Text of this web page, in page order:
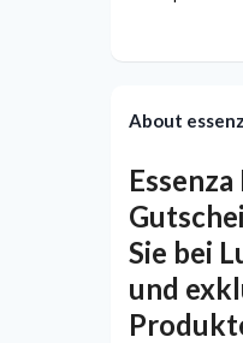
About
Sie bei
und